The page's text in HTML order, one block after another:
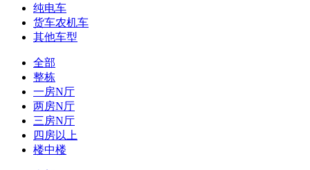
纯电车
货车农机车
其他车型
全部
整栋
一房N厅
两房N厅
三房N厅
四房以上
楼中楼